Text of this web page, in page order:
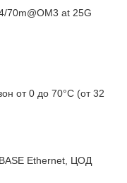
70m@OM3 at 25G
от 0 до 70°C (от 32
Ethernet, ЦОД